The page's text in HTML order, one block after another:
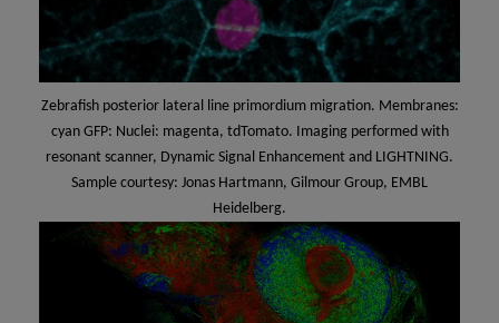
Zebrafish posterior lateral line primordium migration. Membranes:
cyan GFP: Nuclei: magenta, tdTomato. Imaging performed with
resonant scanner, Dynamic Signal Enhancement and LIGHTNING.
Sample courtesy: Jonas Hartmann, Gilmour Group, EMBL
Heidelberg.